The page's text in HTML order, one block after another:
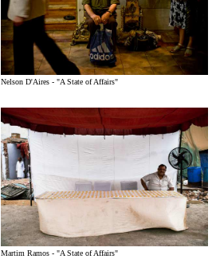
Nelson D'Aires - "A State of Affairs"
Martim Ramos - "A State of Affairs"